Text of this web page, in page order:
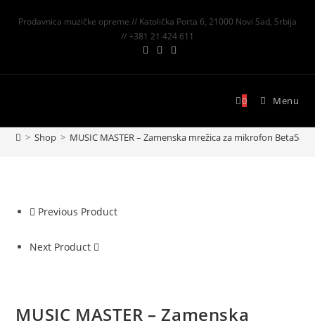
Prodavnica muzičke opreme // Katolička Porta 6, 21000 Novi Sad, Srbija
// +381 21 424 611
0 Menu
> Shop > MUSIC MASTER – Zamenska mrežica za mikrofon Beta58A
Previous Product
Next Product
MUSIC MASTER – Zamenska